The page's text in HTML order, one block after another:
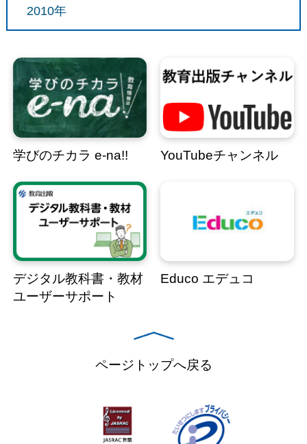
2010年
学びのチカラ e-na!! YouTubeチャンネル
デジタル教科書・教材
ユーザーサポート
Educo エデュコ
ページトップへ戻る